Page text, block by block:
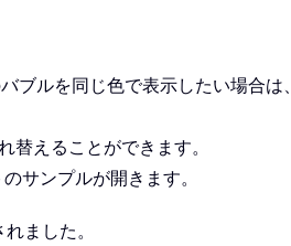
ブルを同じ色で表示したい場合は、
替えることができます。
サンプルが開きます。
ました。